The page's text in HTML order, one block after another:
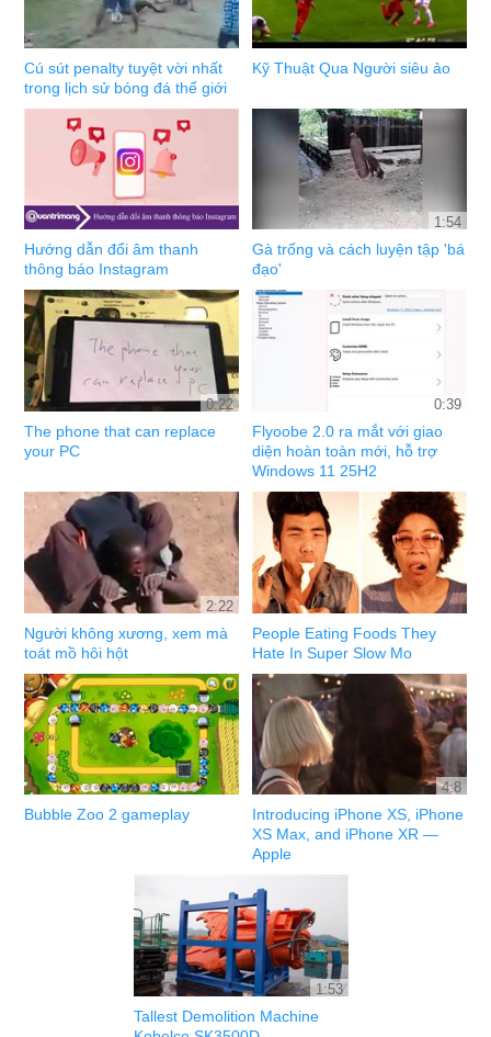
Cú sút penalty tuyệt vời nhất
trong lịch sử bóng đá thế giới
Kỹ Thuật Qua Người siêu ảo
Hướng dẫn đổi âm thanh
thông báo Instagram
1:54
Gà trống và cách luyện tập 'bá
đạo'
0:22
The phone that can replace
your PC
0:39
Flyoobe 2.0 ra mắt với giao
diện hoàn toàn mới, hỗ trợ
Windows 11 25H2
2:22
Người không xương, xem mà
toát mồ hôi hột
People Eating Foods They
Hate In Super Slow Mo
Bubble Zoo 2 gameplay
4:8
Introducing iPhone XS, iPhone
XS Max, and iPhone XR —
Apple
1:53
Tallest Demolition Machine